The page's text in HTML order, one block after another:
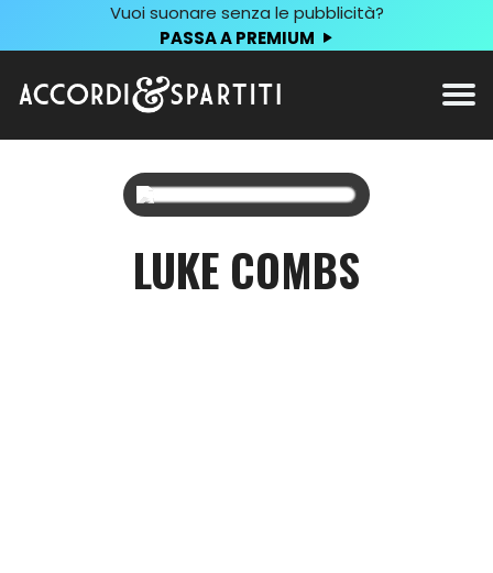
Vuoi suonare senza le pubblicità?
PASSA A PREMIUM
LUKE COMBS